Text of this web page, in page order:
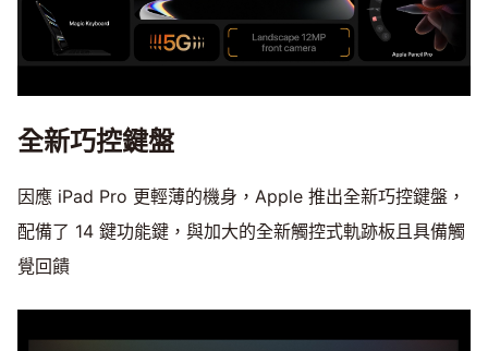
全新巧控鍵盤
因應 iPad Pro 更輕薄的機身，Apple 推出全新巧控鍵盤，
配備了 14 鍵功能鍵，與加大的全新觸控式軌跡板且具備觸
覺回饋